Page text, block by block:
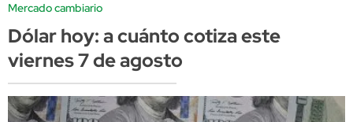
Mercado cambiario
Dólar hoy: a cuánto cotiza este
viernes 7 de agosto